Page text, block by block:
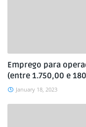
Emprego para
(entre 1.750,00 e
January 18, 2023